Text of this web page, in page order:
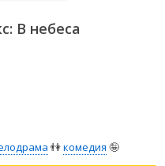
В небеса
👫комедия 🤪